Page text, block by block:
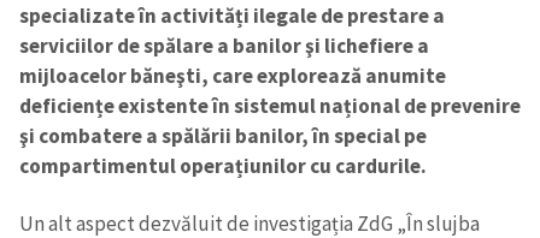
specializate în activități ilegale de prestare a
serviciilor de spălare a banilor şi lichefiere a
mijloacelor băneşti, care explorează anumite
deficiențe existente în sistemul național de prevenire
şi combatere a spălării banilor, în special pe
compartimentul operațiunilor cu cardurile.
Un alt aspect dezvăluit de investigația ZdG „În slujba